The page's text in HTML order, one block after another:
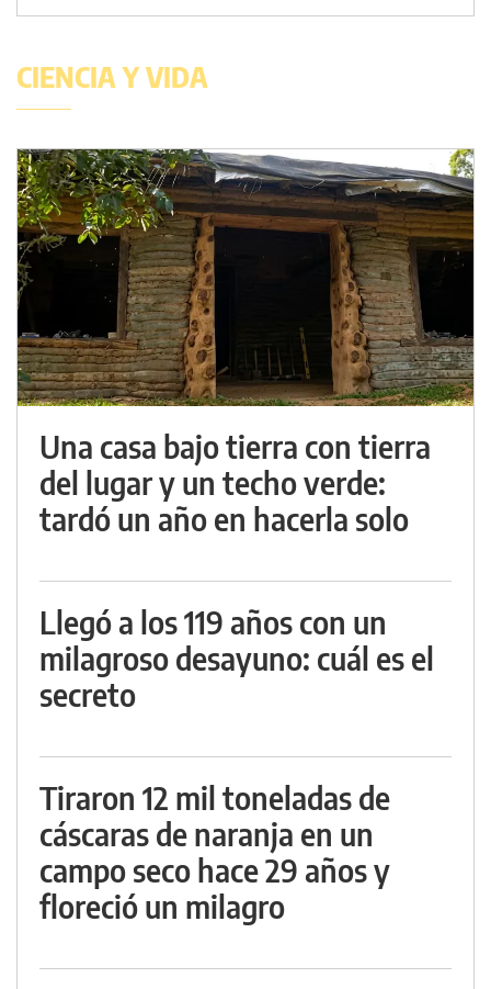
CIENCIA Y VIDA
Una casa bajo tierra con tierra
del lugar y un techo verde:
tardó un año en hacerla solo
Llegó a los 119 años con un
milagroso desayuno: cuál es el
secreto
Tiraron 12 mil toneladas de
cáscaras de naranja en un
campo seco hace 29 años y
floreció un milagro